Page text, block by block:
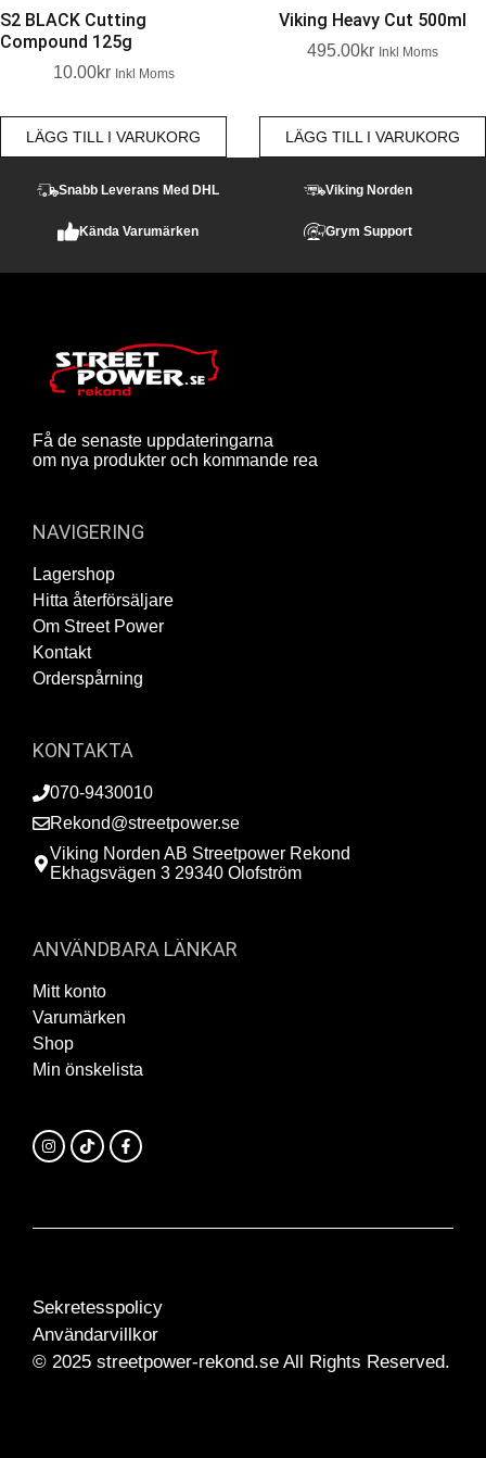
S2 BLACK Cutting
Compound 125g
10.00Kr Inkl Moms
LÄGG TILL I VARUKORG
Viking Heavy Cut 500ml
495.00Kr Inkl Moms
LÄGG TILL I VARUKORG
Snabb Leverans Med DHL Viking Norden
Kända Varumärken Grym Support
Få de senaste uppdateringarna
om nya produkter och kommande rea
NAVIGERING
Lagershop
Hitta återförsäljare
Om Street Power
Kontakt
Orderspårning
KONTAKTA
070-9430010
Rekond@streetpower.se
Viking Norden AB Streetpower Rekond
Ekhagsvägen 3 29340 Olofström
ANVÄNDBARA LÄNKAR
Mitt konto
Varumärken
Shop
Min önskelista
© 2025 streetpower-rekond.se All Rights Reserved.
Sekretesspolicy
Användarvillkor